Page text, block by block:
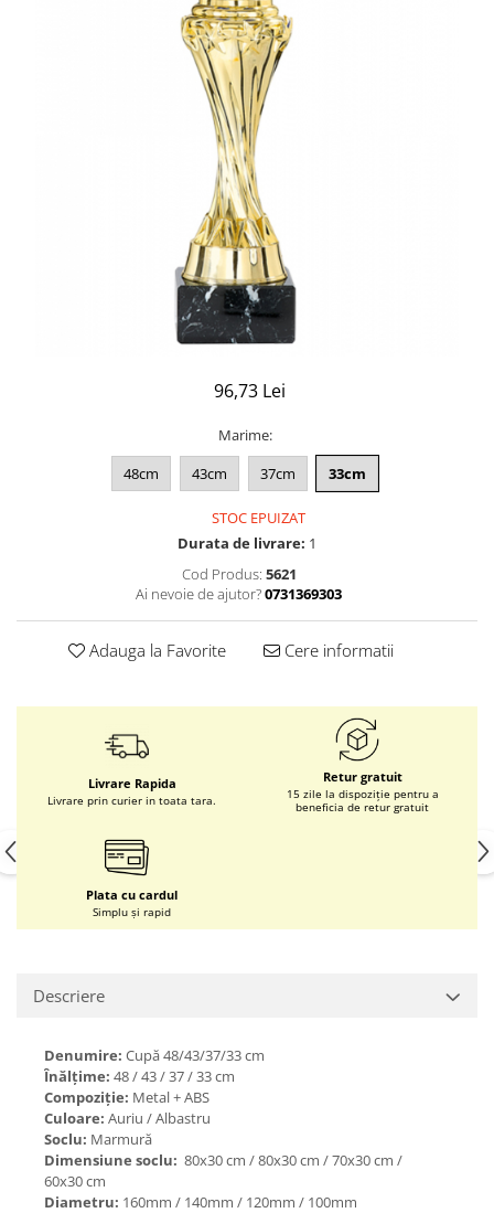
96,73 Lei
Marime:
48cm
43cm 37cm 33cm
STOC EPUIZAT
Durata de livrare: 1
Cod Produs: 5621
Ai nevoie de ajutor?0731369303
Adauga la Favorite Cere informatii
Livrare Rapida
Livrare prin curier in toata tara.
Retur gratuit
15 zile la dispoziție pentru a
beneficia de retur gratuit
Plata cu cardul
Simplu și rapid
Descriere
Denumire: Cupă 48/43/37/33 cm
Înălțime: 48 / 43 / 37 / 33 cm
Compoziție: Metal + ABS
Culoare: Auriu / Albastru
Soclu: Marmură
Dimensiune soclu: 80x30 cm / 80x30 cm / 70x30 cm /
60x30 cm
Diametru: 160mm / 140mm / 120mm / 100mm